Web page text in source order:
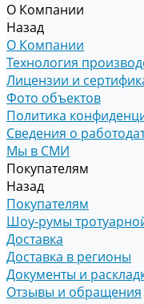
О Компании
Назад
О Компании
Технология
Лицензии и
Фото объектов
Политика
Сведения о
Мы в СМИ
Покупателям
Назад
Покупателям
Шоу-румы
Доставка
Доставка в регионы
Документы и
Отзывы и обращения